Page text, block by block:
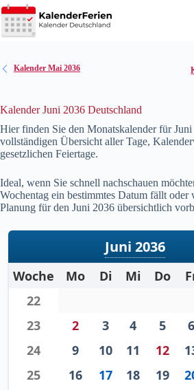
Zum
Inhalt
springen
Kalender Mai 2036
Kalender Juni 2036 Deutschland
Hier finden Sie den Monatskalender für Juni
vollständigen Übersicht aller Tage,
gesetzlichen Feiertage.
Ideal, wenn Sie schnell nachschauen
Wochentag ein bestimmtes Datum fällt oder
Planung für den Juni 2036 übersichtlich
Juni 2036
Woche Mo Di Mi Do
22
23
2 3 4 5 6
24
9 10 11 12
25
16 17 18 19